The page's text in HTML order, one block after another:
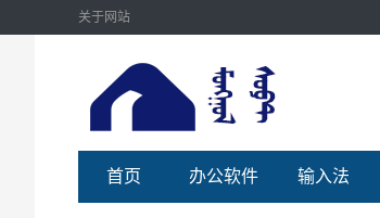
关于网站
首页 办公软件 输入法